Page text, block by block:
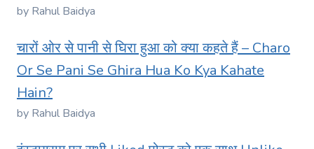
by Rahul Baidya
चारों ओर से पानी से घिरा हुआ को क्या कहते हैं – Charo
Or Se Pani Se Ghira Hua Ko Kya Kahate
Hain?
by Rahul Baidya